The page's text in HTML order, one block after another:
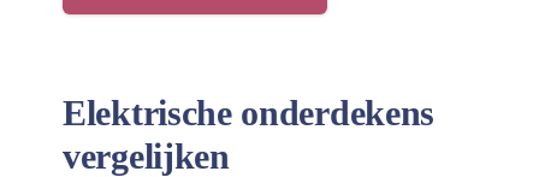
Elektrische onderdekens
vergelijken